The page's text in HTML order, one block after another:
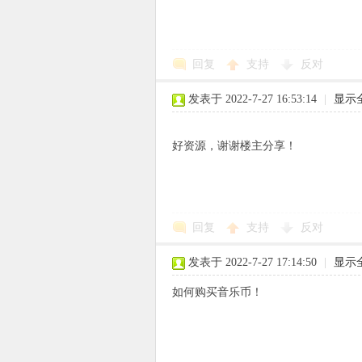
回复 支持 反对
发表于 2022-7-27 16:53:14 显示
好资源，谢谢楼主分享！
回复 支持 反对
发表于 2022-7-27 17:14:50 显示
如何购买音乐币！